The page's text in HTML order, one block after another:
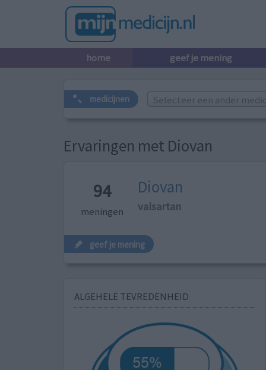
home geef je mening
medicijnen Selecteer een ander
Ervaringen met Diovan
94
meningen
Diovan
valsartan
geef je mening
ALGEHELE TEVREDENHEID